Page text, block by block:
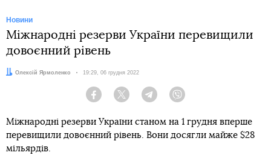
Новини
Міжнародні резерви України перевищили
довоєнний рівень
Автор:
Олексій Ярмоленко Дата:
19:29, 06 грудня 2022
Facebook Twitter Telegram
Міжнародні резерви України станом на 1 грудня вперше
перевищили довоєнний рівень. Вони досягли майже $28
мільярдів.